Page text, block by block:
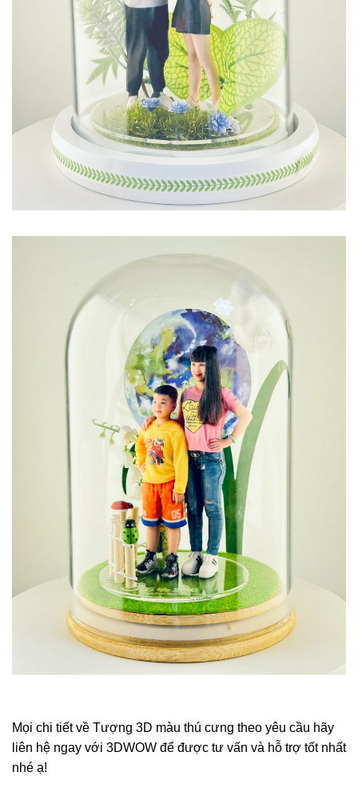
Mọi chi tiết về Tượng 3D màu thú cưng theo yêu cầu hãy
liên hệ ngay với 3DWOW để được tư vấn và hỗ trợ tốt nhất
nhé ạ!